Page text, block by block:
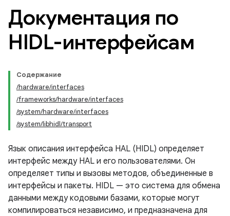
Документация по
HIDL-интерфейсам
Содержание
/hardware/interfaces
/frameworks/hardware/interfaces
/system/hardware/interfaces
/system/libhidl/transport
Язык описания интерфейса HAL (HIDL) определяет
интерфейс между HAL и его пользователями. Он
определяет типы и вызовы методов, объединенные в
интерфейсы и пакеты. HIDL — это система для обмена
данными между кодовыми базами, которые могут
компилироваться независимо, и предназначена для